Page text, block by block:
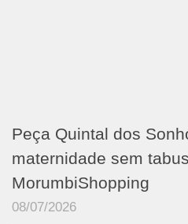
Peça Quintal dos
maternidade sem
MorumbiShopping
08/07/2026